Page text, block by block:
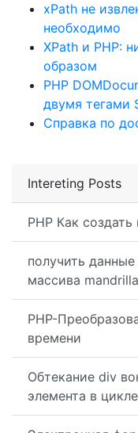
Intereting Posts
PHP Как
получить
массива
PHP-
времени
Обтекание div
элемента в
xPath не
необходимо
XPath и PHP:
образом
PHP
двумя тегами
Справка по